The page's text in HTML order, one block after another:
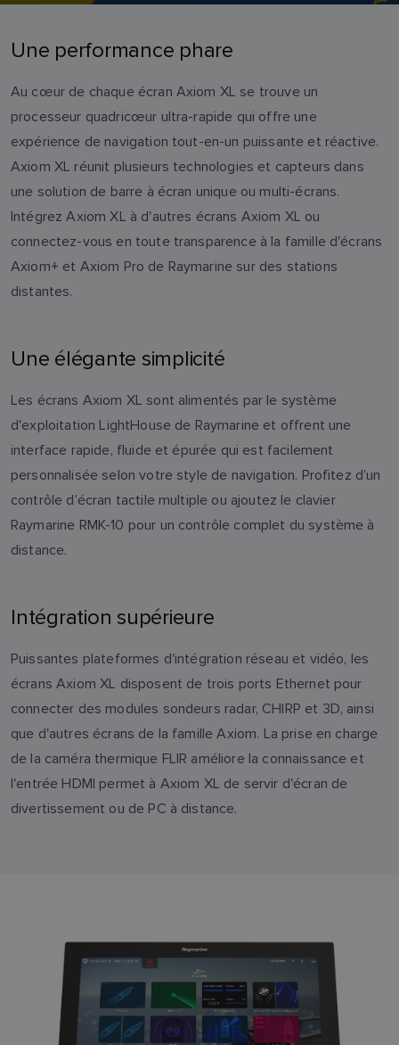
Une performance phare
Au cœur de chaque écran Axiom XL se trouve un
processeur quadricœur ultra-rapide qui offre une
expérience de navigation tout-en-un puissante et réactive.
Axiom XL réunit plusieurs technologies et capteurs dans
une solution de barre à écran unique ou multi-écrans.
Intégrez Axiom XL à d'autres écrans Axiom XL ou
connectez-vous en toute transparence à la famille d'écrans
Axiom+ et Axiom Pro de Raymarine sur des stations
distantes.
Une élégante simplicité
Les écrans Axiom XL sont alimentés par le système
d'exploitation LightHouse de Raymarine et offrent une
interface rapide, fluide et épurée qui est facilement
personnalisée selon votre style de navigation. Profitez d’un
contrôle d’écran tactile multiple ou ajoutez le clavier
Raymarine RMK-10 pour un contrôle complet du système à
distance.
Intégration supérieure
Puissantes plateformes d'intégration réseau et vidéo, les
écrans Axiom XL disposent de trois ports Ethernet pour
connecter des modules sondeurs radar, CHIRP et 3D, ainsi
que d'autres écrans de la famille Axiom. La prise en charge
de la caméra thermique FLIR améliore la connaissance et
l'entrée HDMI permet à Axiom XL de servir d'écran de
divertissement ou de PC à distance.